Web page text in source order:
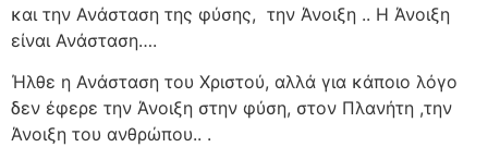
και την Ανάσταση της φύσης, την Άνοιξη .. Η Άνοιξη
είναι Ανάσταση….
Ήλθε η Ανάσταση του Χριστού, αλλά για κάποιο λόγο
δεν έφερε την Άνοιξη στην φύση, στον Πλανήτη ,την
Άνοιξη του ανθρώπου.. .